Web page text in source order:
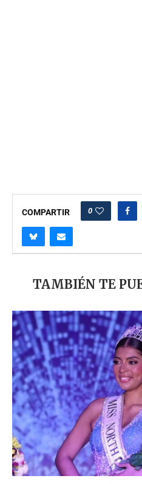
COMPARTIR 0
TAMBIÉN TE